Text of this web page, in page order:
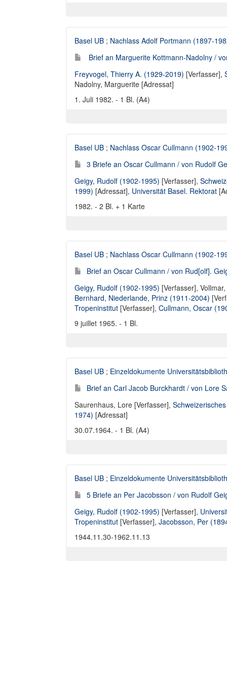
Basel UB ; Nachlass Adolf Portmann (1897-
Brief an Marguerite Kottmann-Nadolny /
Freyvogel, Thierry A. (1929-2019) [Verfasser],
Nadolny, Marguerite [Adressat]
1. Juli 1982. - 1 Bl. (A4)
Basel UB ; Nachlass Oscar Cullmann (1902-
3 Briefe an Oscar Cullmann / von Rudolf
Geigy, Rudolf (1902-1995) [Verfasser],
1999) [Adressat], Universität Basel. Rektorat
1982. - 2 Bl. + 1 Karte
Basel UB ; Nachlass Oscar Cullmann (1902-
Brief an Oscar Cullmann / von Rud[olf].
Geigy, Rudolf (1902-1995) [Verfasser],
Bernhard, Niederlande, Prinz (1911-2004)
Tropeninstitut [Verfasser], Cullmann, Oscar
9 juillet 1965. - 1 Bl.
Basel UB ; Einzeldokumente
Brief an Carl Jacob Burckhardt / von Lore
Saurenhaus, Lore [Verfasser],
1974) [Adressat]
30.07.1964. - 1 Bl. (A4)
Basel UB ; Einzeldokumente
5 Briefe an Per Jacobsson / von Rudolf
Geigy, Rudolf (1902-1995) [Verfasser],
Tropeninstitut [Verfasser], Jacobsson, Per
1944.11.30-1962.11.13